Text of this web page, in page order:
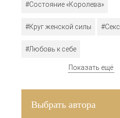
#Состояние «Королева»
#Круг женской силы #Секс
#Любовь к себе
Показать ещё
Выбрать автора